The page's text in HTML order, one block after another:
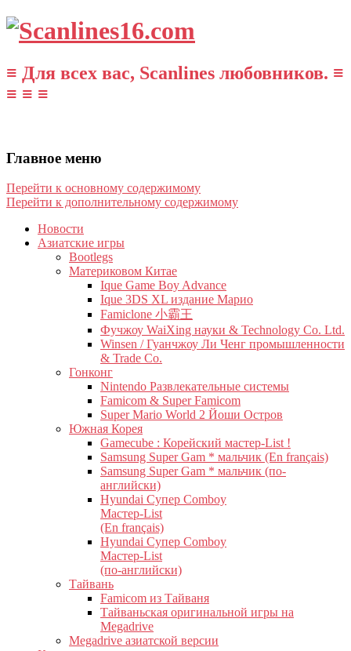
≡ Для всех вас, Scanlines любовников. ≡
≡ ≡ ≡
Главное меню
Перейти к основному содержимому
Перейти к дополнительному содержимому
Новости
Азиатские игры
Bootlegs
Материковом Китае
Ique Game Boy Advance
Ique 3DS XL издание Марио
Famiclone 小霸王
Фучжоу WaiXing науки & Technology Co. Ltd.
Winsen / Гуанчжоу Ли Ченг промышленности
& Trade Co.
Гонконг
Nintendo Развлекательные системы
Famicom & Super Famicom
Super Mario World 2 Йоши Остров
Южная Корея
Gamecube : Корейский мастер-List !
Samsung Super Gam * мальчик (En français)
Samsung Super Gam * мальчик (по-
английски)
Hyundai Супер Comboy
Мастер-List
(En français)
Hyundai Супер Comboy
Мастер-List
(по-английски)
Тайвань
Famicom из Тайваня
Тайваньская оригинальной игры на
Megadrive
Megadrive азиатской версии